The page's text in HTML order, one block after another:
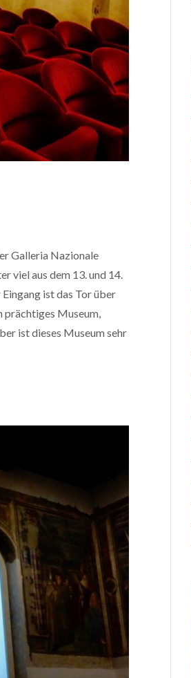
Galleria Nazionale
viel aus dem 13. und 14.
ist das Tor über
prächtiges Museum,
ist dieses Museum sehr